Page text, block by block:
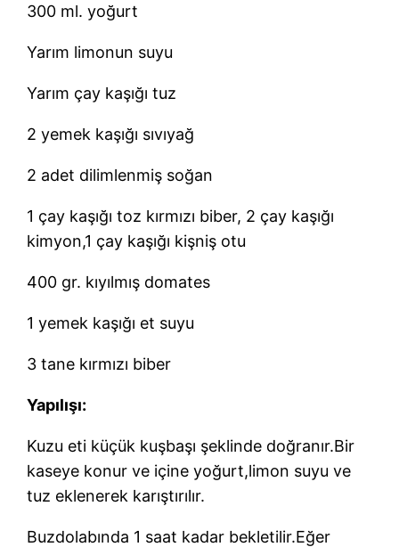
300 ml. yoğurt
Yarım limonun suyu
Yarım çay kaşığı tuz
2 yemek kaşığı sıvıyağ
2 adet dilimlenmiş soğan
1 çay kaşığı toz kırmızı biber, 2 çay kaşığı
kimyon,1 çay kaşığı kişniş otu
400 gr. kıyılmış domates
1 yemek kaşığı et suyu
3 tane kırmızı biber
Yapılışı:
Kuzu eti küçük kuşbaşı şeklinde doğranır.Bir
kaseye konur ve içine yoğurt,limon suyu ve
tuz eklenerek karıştırılır.
Buzdolabında 1 saat kadar bekletilir.Eğer